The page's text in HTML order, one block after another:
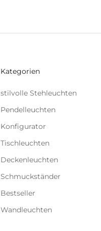
Kategorien
stilvolle Stehleuchten
Pendelleuchten
Konfigurator
Tischleuchten
Deckenleuchten
Schmuckständer
Bestseller
Wandleuchten